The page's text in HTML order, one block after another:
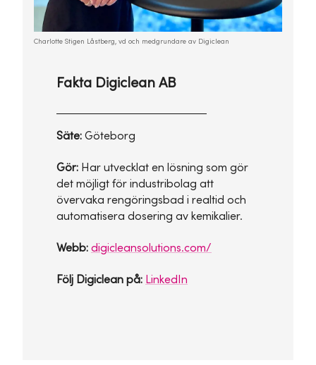
Fakta Digiclean AB
Säte: Göteborg
Gör: Har utvecklat en lösning som gör
det möjligt för industribolag att
övervaka rengöringsbad i realtid och
automatisera dosering av kemikalier.
Webb: digicleansolutions.com/
Följ Digiclean på: LinkedIn
Charlotte Stigen Låstberg, vd och medgrundare av Digiclean